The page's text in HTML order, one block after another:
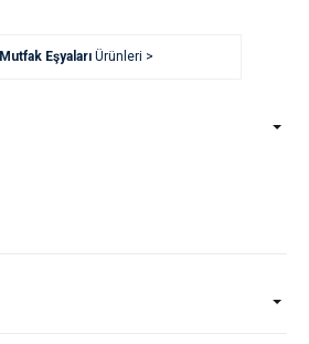
Mutfak Eşyaları Ürünleri >